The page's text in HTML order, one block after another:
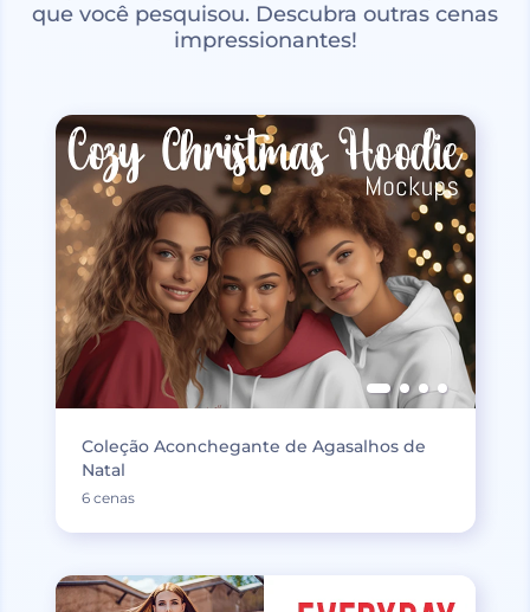
que você pesquisou. Descubra outras cenas
impressionantes!
Coleção Aconchegante de Agasalhos de
Natal
6 cenas